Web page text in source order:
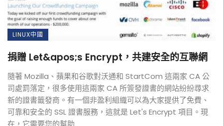
LINUX中國
捐贈 Let&apos;s Encrypt，共建安全的互聯網
隨著 Mozilla、蘋果和谷歌對沃通和 StartCom 這兩家 CA 公
司處罰落定，很多使用這兩家 CA 所簽發證書的網站紛紛尋求
新的證書籤發商。有一個非盈利組織可以為大家提供了免費、
可靠和安全的 SSL 證書服務，這就是 Let's Encrypt 項目。現